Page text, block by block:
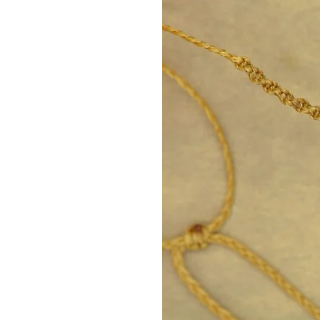
Ένα ιδιαίτερο και συμβολικό
λάτρεις του βιβλίου
συγγραφείς & φοιτητές
προσωποποιημένο δώρο
ΔΙΑΣΤΑΣΕΙΣ
Μέγεθος σελιδοδείκτη: 13
Υλικό: ανοξείδωτο ατσάλι